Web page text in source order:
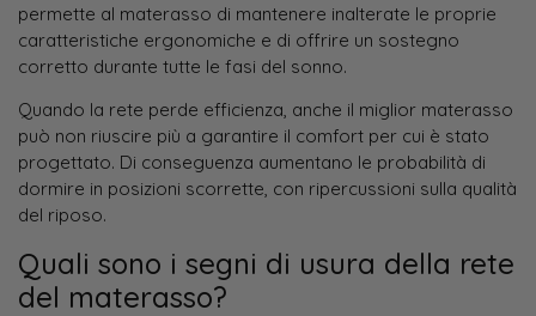
permette al materasso di mantenere inalterate le proprie
caratteristiche ergonomiche e di offrire un sostegno
corretto durante tutte le fasi del sonno.
Quando la rete perde efficienza, anche il miglior materasso
può non riuscire più a garantire il comfort per cui è stato
progettato. Di conseguenza aumentano le probabilità di
dormire in posizioni scorrette, con ripercussioni sulla qualità
del riposo.
Quali sono i segni di usura della rete
del materasso?